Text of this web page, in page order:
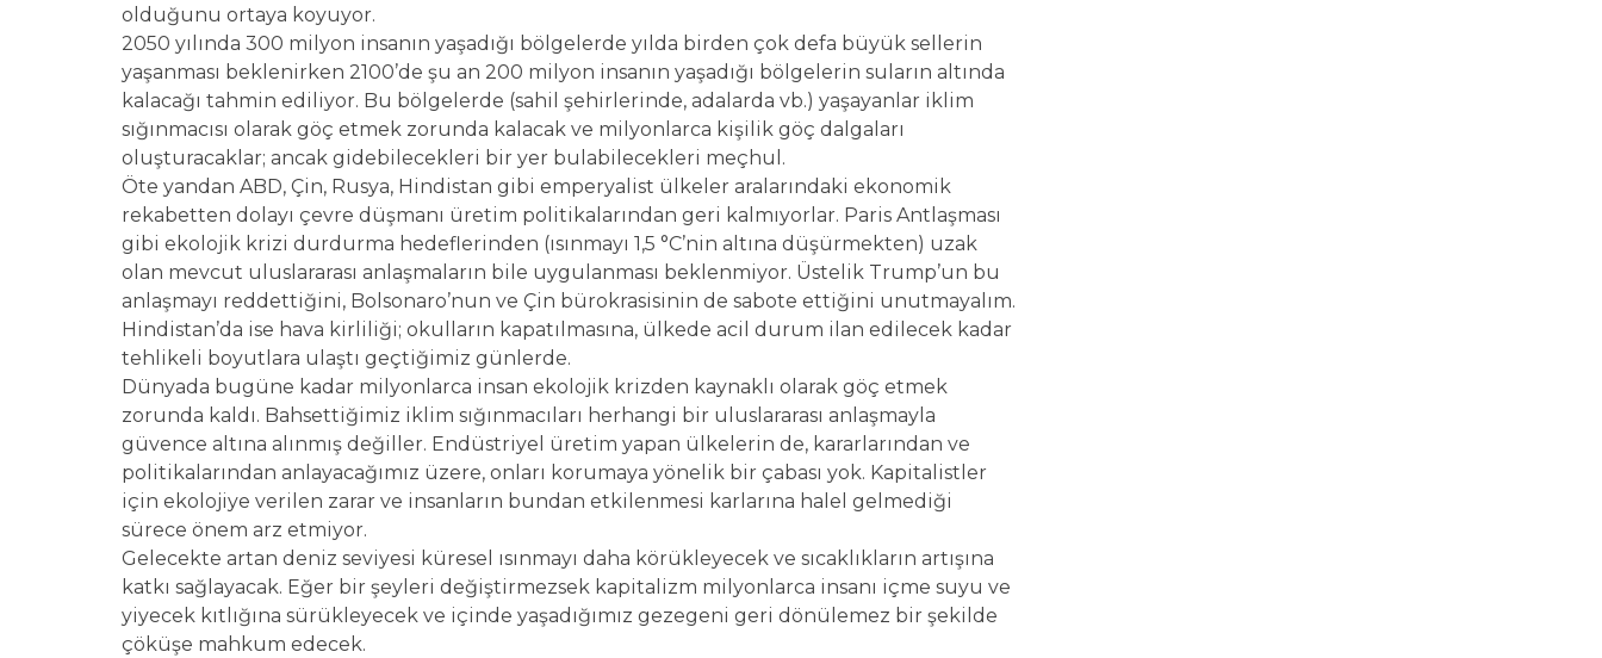
olduğunu ortaya koyuyor.
2050 yılında 300 milyon insanın yaşadığı bölgelerde yılda birden çok defa büyük sellerin
yaşanması beklenirken 2100’de şu an 200 milyon insanın yaşadığı bölgelerin suların altında
kalacağı tahmin ediliyor. Bu bölgelerde (sahil şehirlerinde, adalarda vb.) yaşayanlar iklim
sığınmacısı olarak göç etmek zorunda kalacak ve milyonlarca kişilik göç dalgaları
oluşturacaklar; ancak gidebilecekleri bir yer bulabilecekleri meçhul.
Öte yandan ABD, Çin, Rusya, Hindistan gibi emperyalist ülkeler aralarındaki ekonomik
rekabetten dolayı çevre düşmanı üretim politikalarından geri kalmıyorlar. Paris Antlaşması
gibi ekolojik krizi durdurma hedeflerinden (ısınmayı 1,5 °C’nin altına düşürmekten) uzak
olan mevcut uluslararası anlaşmaların bile uygulanması beklenmiyor. Üstelik Trump’un bu
anlaşmayı reddettiğini, Bolsonaro’nun ve Çin bürokrasisinin de sabote ettiğini unutmayalım.
Hindistan’da ise hava kirliliği; okulların kapatılmasına, ülkede acil durum ilan edilecek kadar
tehlikeli boyutlara ulaştı geçtiğimiz günlerde.
Dünyada bugüne kadar milyonlarca insan ekolojik krizden kaynaklı olarak göç etmek
zorunda kaldı. Bahsettiğimiz iklim sığınmacıları herhangi bir uluslararası anlaşmayla
güvence altına alınmış değiller. Endüstriyel üretim yapan ülkelerin de, kararlarından ve
politikalarından anlayacağımız üzere, onları korumaya yönelik bir çabası yok. Kapitalistler
için ekolojiye verilen zarar ve insanların bundan etkilenmesi karlarına halel gelmediği
sürece önem arz etmiyor.
Gelecekte artan deniz seviyesi küresel ısınmayı daha körükleyecek ve sıcaklıkların artışına
katkı sağlayacak. Eğer bir şeyleri değiştirmezsek kapitalizm milyonlarca insanı içme suyu ve
yiyecek kıtlığına sürükleyecek ve içinde yaşadığımız gezegeni geri dönülemez bir şekilde
çöküşe mahkum edecek.